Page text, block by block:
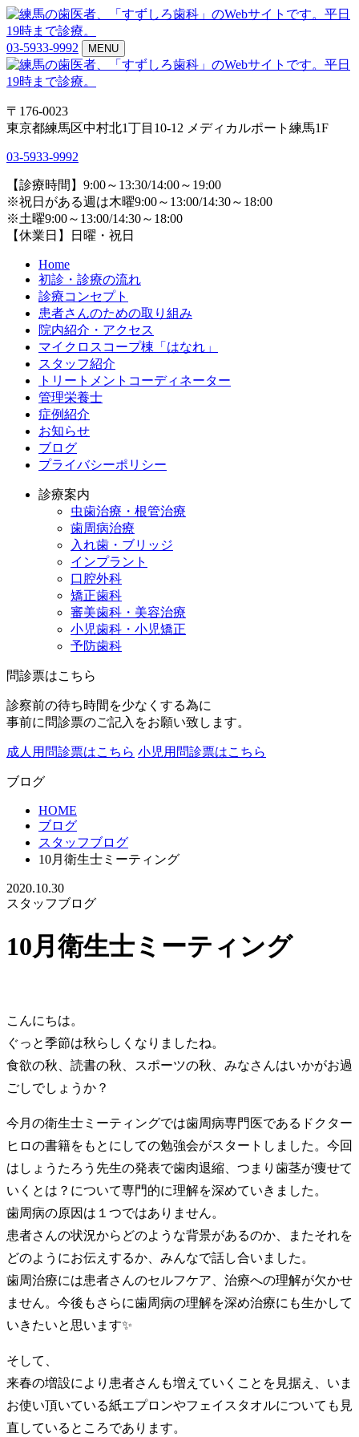
03-5933-9992 MENU
〒176-0023
東京都練馬区中村北1丁目10-12 メディカルポート練馬1F
03-5933-9992
【診療時間】9:00～13:30/14:00～19:00
※祝日がある週は木曜9:00～13:00/14:30～18:00
※土曜9:00～13:00/14:30～18:00
【休業日】日曜・祝日
Home
初診・診療の流れ
診療コンセプト
患者さんのための取り組み
院内紹介・アクセス
マイクロスコープ棟「はなれ」
スタッフ紹介
トリートメントコーディネーター
管理栄養士
症例紹介
お知らせ
ブログ
プライバシーポリシー
診療案内
虫歯治療・根管治療
歯周病治療
入れ歯・ブリッジ
インプラント
口腔外科
矯正歯科
審美歯科・美容治療
小児歯科・小児矯正
予防歯科
問診票はこちら
診察前の待ち時間を少なくする為に
事前に問診票のご記入をお願い致します。
成人用問診票はこちら 小児用問診票はこちら
ブログ
HOME
ブログ
スタッフブログ
10月衛生士ミーティング
2020.10.30
スタッフブログ
10月衛生士ミーティング
こんにちは。
ぐっと季節は秋らしくなりましたね。
食欲の秋、読書の秋、スポーツの秋、みなさんはいかがお過
ごしでしょうか？
今月の衛生士ミーティングでは歯周病専門医であるドクター
ヒロの書籍をもとにしての勉強会がスタートしました。今回
はしょうたろう先生の発表で歯肉退縮、つまり歯茎が痩せて
いくとは？について専門的に理解を深めていきました。
歯周病の原因は１つではありません。
患者さんの状況からどのような背景があるのか、またそれを
どのようにお伝えするか、みんなで話し合いました。
歯周治療には患者さんのセルフケア、治療への理解が欠かせ
ません。今後もさらに歯周病の理解を深め治療にも生かして
いきたいと思います✨
そして、
来春の増設により患者さんも増えていくことを見据え、いま
お使い頂いている紙エプロンやフェイスタオルについても見
直しているところであります。